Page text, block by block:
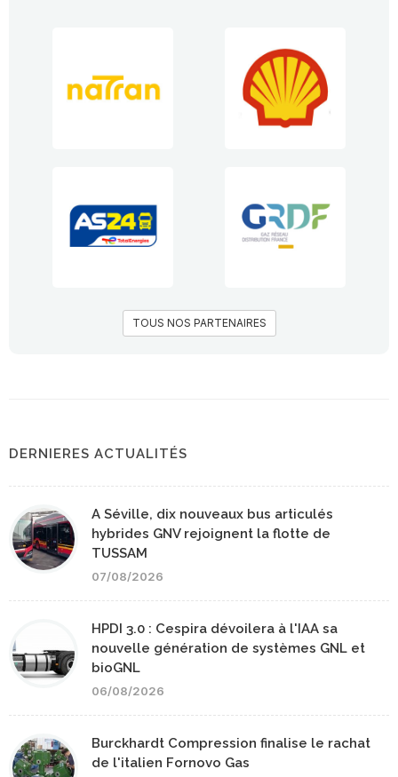
TOUS NOS PARTENAIRES
DERNIERES ACTUALITÉS
A Séville, dix nouveaux bus articulés
hybrides GNV rejoignent la flotte de
TUSSAM
07/08/2026
HPDI 3.0 : Cespira dévoilera à l'IAA sa
nouvelle génération de systèmes GNL et
bioGNL
06/08/2026
Burckhardt Compression finalise le rachat
de l'italien Fornovo Gas